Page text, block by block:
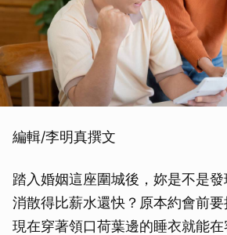
編輯/李明真撰文
踏入婚姻這座圍城後，妳是不是
消散得比薪水還快？原本約會前要
現在穿著領口荷葉邊的睡衣就能